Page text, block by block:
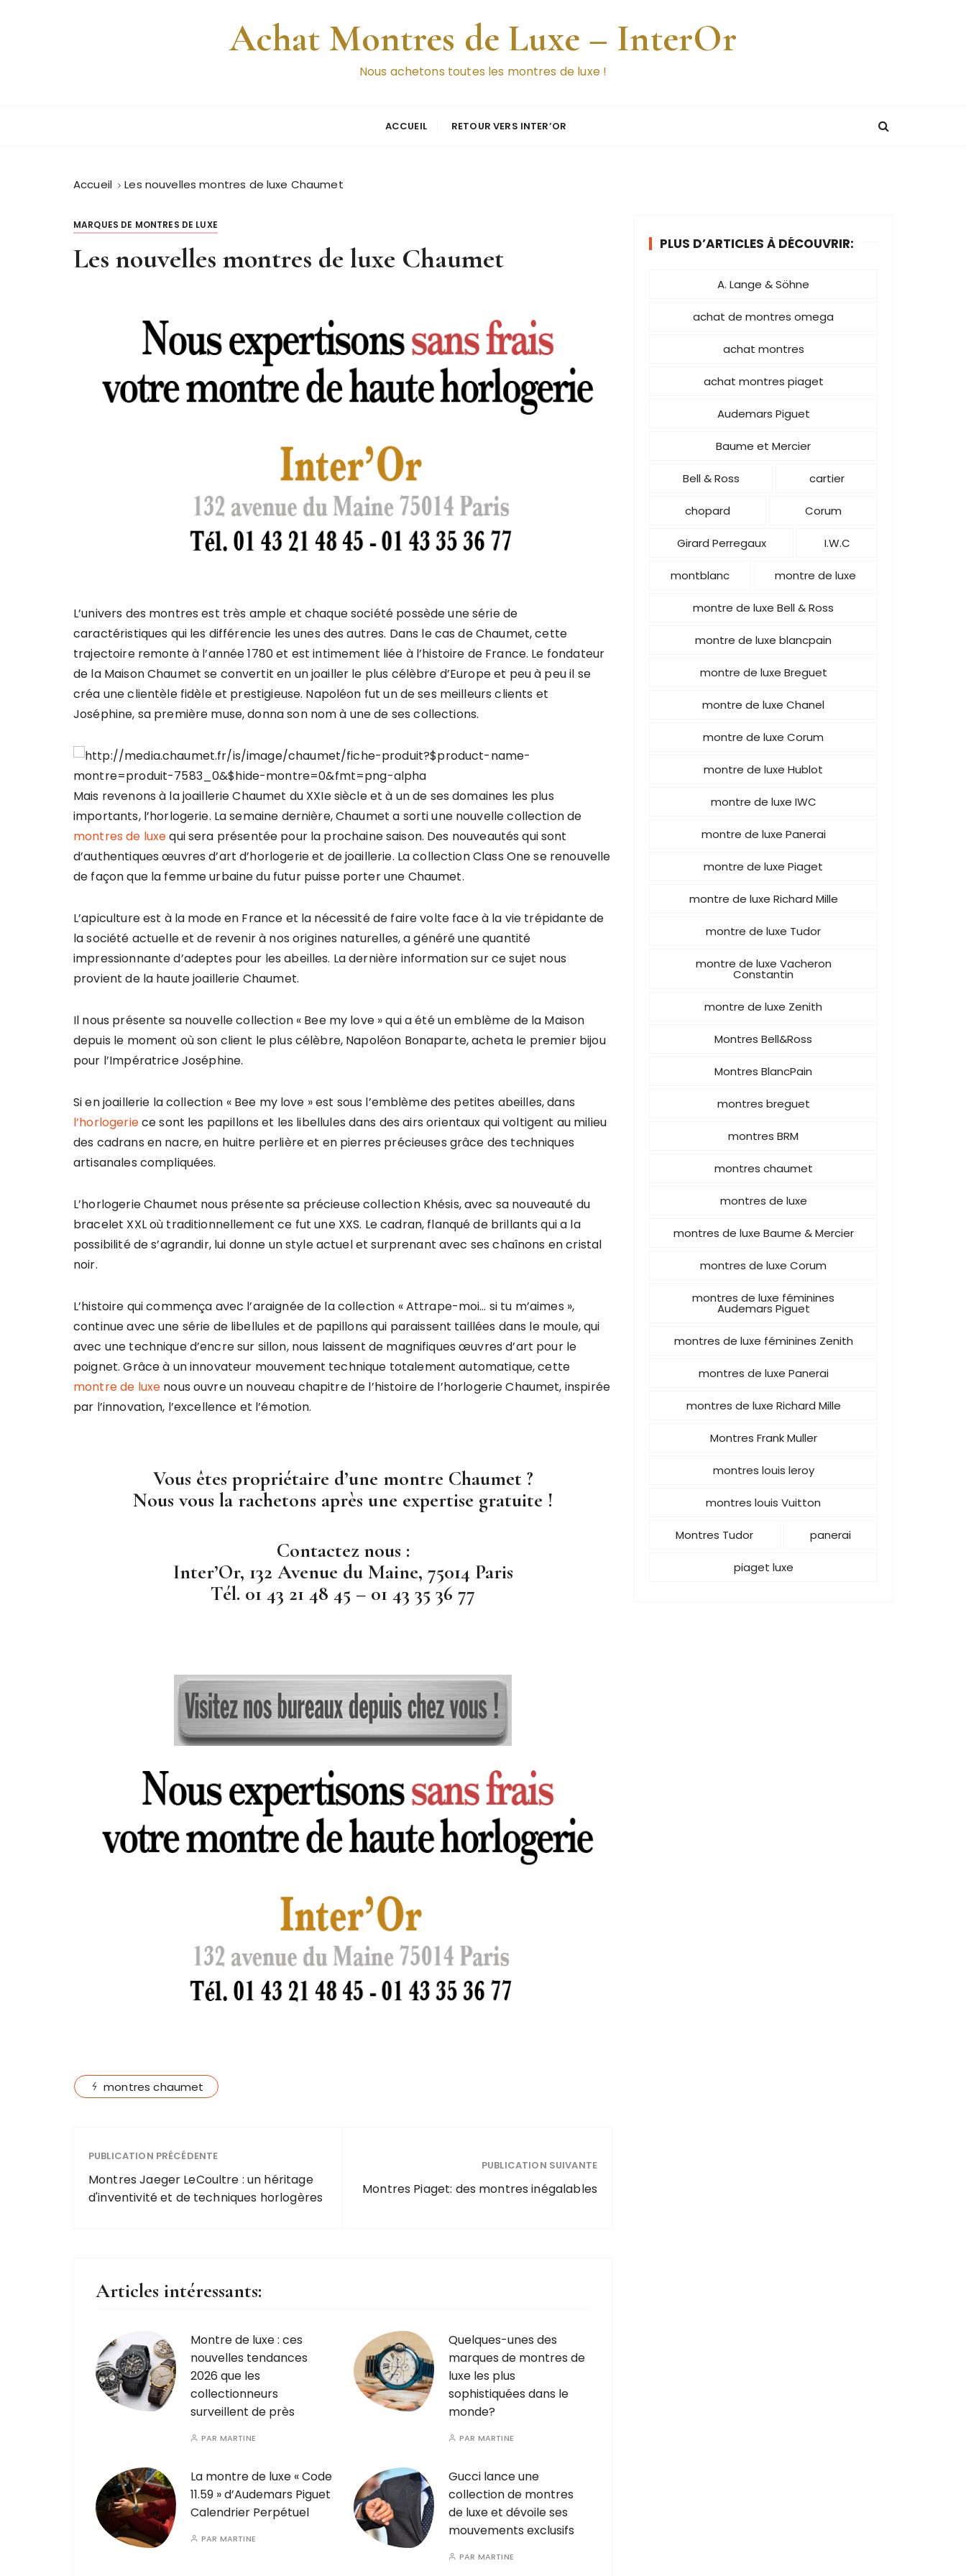
Achat Montres de Luxe – InterOr
Nous achetons toutes les montres de luxe !
ACCUEIL RETOUR VERS INTER’OR
Accueil Les nouvelles montres de luxe Chaumet
MARQUES DE MONTRES DE LUXE
Les nouvelles montres de luxe Chaumet
L’univers des montres est très ample et chaque société possède une série de
caractéristiques qui les différencie les unes des autres. Dans le cas de Chaumet, cette
trajectoire remonte à l’année 1780 et est intimement liée à l’histoire de France. Le fondateur
de la Maison Chaumet se convertit en un joailler le plus célèbre d’Europe et peu à peu il se
créa une clientèle fidèle et prestigieuse. Napoléon fut un de ses meilleurs clients et
Joséphine, sa première muse, donna son nom à une de ses collections.
Mais revenons à la joaillerie Chaumet du XXIe siècle et à un de ses domaines les plus
importants, l’horlogerie. La semaine dernière, Chaumet a sorti une nouvelle collection de
montres de luxequi sera présentée pour la prochaine saison. Des nouveautés qui sont
d’authentiques œuvres d’art d’horlogerie et de joaillerie. La collection Class One se renouvelle
de façon que la femme urbaine du futur puisse porter une Chaumet.
L’apiculture est à la mode en France et la nécessité de faire volte face à la vie trépidante de
la société actuelle et de revenir à nos origines naturelles, a généré une quantité
impressionnante d’adeptes pour les abeilles. La dernière information sur ce sujet nous
provient de la haute joaillerie Chaumet.
Il nous présente sa nouvelle collection « Bee my love » qui a été un emblème de la Maison
depuis le moment où son client le plus célèbre, Napoléon Bonaparte, acheta le premier bijou
pour l’Impératrice Joséphine.
Si en joaillerie la collection « Bee my love » est sous l’emblème des petites abeilles, dans
l’horlogeriece sont les papillons et les libellules dans des airs orientaux qui voltigent au milieu
des cadrans en nacre, en huitre perlière et en pierres précieuses grâce des techniques
artisanales compliquées.
L’horlogerie Chaumet nous présente sa précieuse collection Khésis, avec sa nouveauté du
bracelet XXL où traditionnellement ce fut une XXS. Le cadran, flanqué de brillants qui a la
possibilité de s’agrandir, lui donne un style actuel et surprenant avec ses chaînons en cristal
noir.
L’histoire qui commença avec l’araignée de la collection « Attrape-moi… si tu m’aimes »,
continue avec une série de libellules et de papillons qui paraissent taillées dans le moule, qui
avec une technique d’encre sur sillon, nous laissent de magnifiques œuvres d’art pour le
poignet. Grâce à un innovateur mouvement technique totalement automatique, cette
montre de luxe nous ouvre un nouveau chapitre de l’histoire de l’horlogerie Chaumet, inspirée
par l’innovation, l’excellence et l’émotion.
Vous êtes propriétaire d’une montre Chaumet ?
Nous vous la rachetons après une expertise gratuite !
Contactez nous :
Inter’Or, 132 Avenue du Maine, 75014 Paris
Tél. 01 43 21 48 45 – 01 43 35 36 77
montres chaumet
PUBLICATION PRÉCÉDENTE
Montres Jaeger LeCoultre : un héritage
d'inventivité et de techniques horlogères
PUBLICATION SUIVANTE
Montres Piaget: des montres inégalables
Articles intéressants:
Montre de luxe : ces
nouvelles tendances
2026 que les
collectionneurs
surveillent de près
PAR MARTINE
Quelques-unes des
marques de montres de
luxe les plus
sophistiquées dans le
monde?
PAR MARTINE
La montre de luxe « Code
11.59 » d’Audemars Piguet
Calendrier Perpétuel
PAR MARTINE
Gucci lance une
collection de montres
de luxe et dévoile ses
mouvements exclusifs
PAR MARTINE
PLUS D’ARTICLES À DÉCOUVRIR:
A. Lange & Söhne
achat de montres omega
achat montres
achat montres piaget
Audemars Piguet
Baume et Mercier
Bell & Ross cartier
chopard Corum
Girard Perregaux I.W.C
montblanc montre de luxe
montre de luxe Bell & Ross
montre de luxe blancpain
montre de luxe Breguet
montre de luxe Chanel
montre de luxe Corum
montre de luxe Hublot
montre de luxe IWC
montre de luxe Panerai
montre de luxe Piaget
montre de luxe Richard Mille
montre de luxe Tudor
montre de luxe Vacheron
Constantin
montre de luxe Zenith
Montres Bell&Ross
Montres BlancPain
montres breguet
montres BRM
montres chaumet
montres de luxe
montres de luxe Baume & Mercier
montres de luxe Corum
montres de luxe féminines
Audemars Piguet
montres de luxe féminines Zenith
montres de luxe Panerai
montres de luxe Richard Mille
Montres Frank Muller
montres louis leroy
montres louis Vuitton
Montres Tudor panerai
piaget luxe